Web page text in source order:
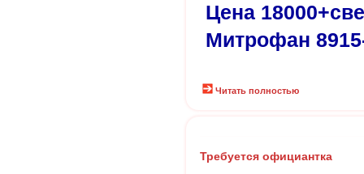
Цена
Митрофан
Читать полностью
Требуется официантка